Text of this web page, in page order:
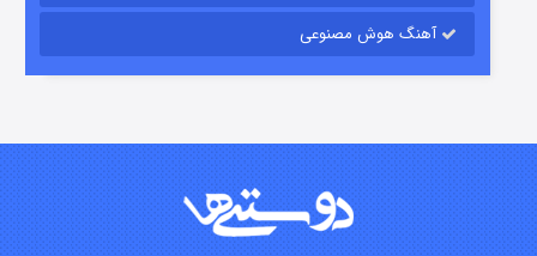
قسمت2 (دوبله) منتشر شد
آهنگ هوش مصنوعی